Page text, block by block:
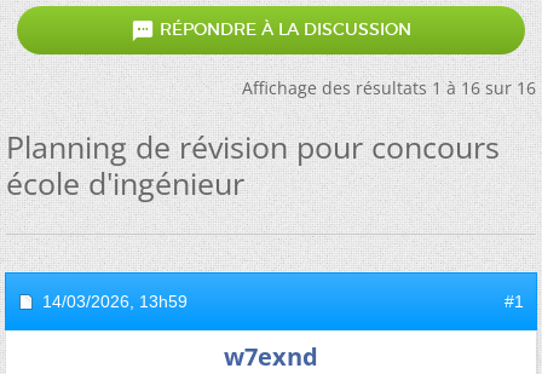
 RÉPONDRE À LA DISCUSSION
Affichage des résultats 1 à 16 sur 16
Planning de révision pour concours
école d'ingénieur
14/03/2026, 13h59 #1
w7exnd